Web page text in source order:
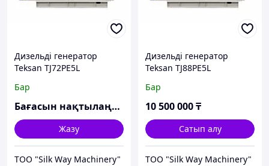
Дизельді генератор
Teksan TJ72PE5L
Бар
Бағасын нақтылаңыз
Жазу
TOO "Silk Way Machinery"
Дизельді генератор
Teksan TJ88PE5L
Бар
10 500 000₸
Сатып алу
TOO "Silk Way Machinery"